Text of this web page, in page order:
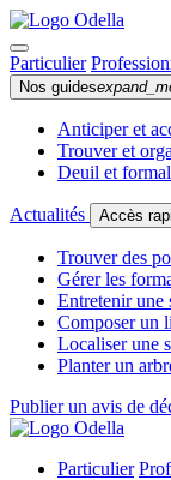
Particulier
Nos guides
Anticiper et
Trouver et
Deuil et
Actualités Accès
Trouver des
Gérer les
Entretenir une
Composer un
Localiser une
Planter un
Publier un avis de
Particulier